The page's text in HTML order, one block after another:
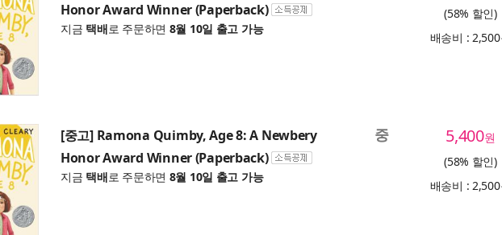
Honor Award Winner (Paperback)
지금 택배로 주문하면 8월 10일 출고 가능
(58% 할인)
배송비 :
[중고] Ramona Quimby, Age 8: A Newbery
Honor Award Winner (Paperback)
지금 택배로 주문하면 8월 10일 출고 가능
중 5,400원
(58% 할인)
배송비 :